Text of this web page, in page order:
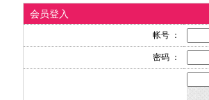
会员登入
帐号 ：
密码 ：